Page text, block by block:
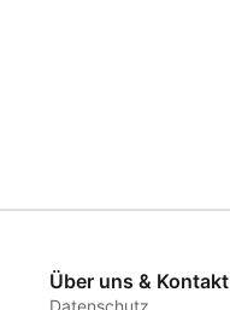
Über uns & Kontakt